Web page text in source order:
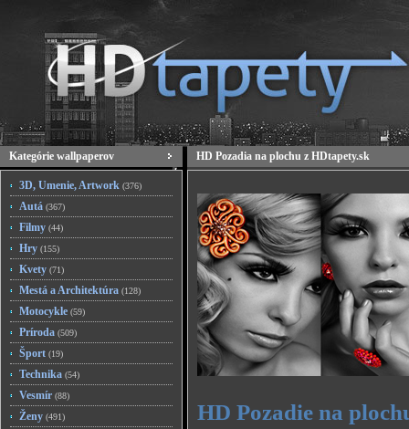
Kategórie wallpaperov
3D, Umenie, Artwork (376)
Autá (367)
Filmy (44)
Hry (155)
Kvety (71)
Mestá a Architektúra (128)
Motocykle (59)
Príroda (509)
Šport (19)
Technika (54)
Vesmír (88)
Ženy (491)
HD Pozadia na plochu z HDtapety.sk
HD Pozadie na